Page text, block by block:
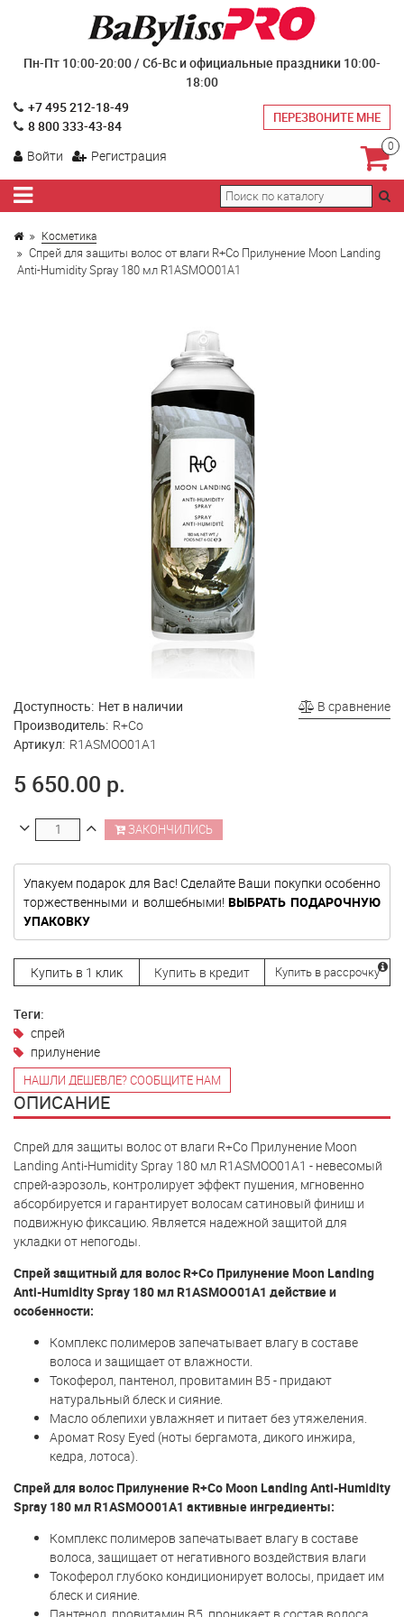
Пн-Пт 10:00-20:00 / Сб-Вс и официальные праздники 10:00-
18:00
+7 495 212-18-49
8 800 333-43-84
ПЕРЕЗВОНИТЕ МНЕ
Войти Регистрация
0
Косметика
Спрей для защиты волос от влаги R+Co Прилунение Moon Landing
Anti-Humidity Spray 180 мл R1ASMOO01A1
В сравнение
Доступность: Нет в наличии
Производитель: R+Co
Артикул: R1ASMOO01A1
5 650.00 р.
ЗАКОНЧИЛИСЬ
Упакуем подарок для Вас! Сделайте Ваши покупки особенно
торжественными и волшебными!ВЫБРАТЬ ПОДАРОЧНУЮ
УПАКОВКУ
Купить в 1 клик Купить в кредит Купить в рассрочку
Теги:
спрей
прилунение
НАШЛИ ДЕШЕВЛЕ? СООБЩИТЕ НАМ
ОПИСАНИЕ
Спрей для защиты волос от влаги R+Co Прилунение Moon
Landing Anti-Humidity Spray 180 мл R1ASMOO01A1 - невесомый
спрей-аэрозоль, контролирует эффект пушения, мгновенно
абсорбируется и гарантирует волосам сатиновый финиш и
подвижную фиксацию. Является надежной защитой для
укладки от непогоды.
Спрей защитный для волос R+Co Прилунение Moon Landing
Anti-Humidity Spray 180 мл R1ASMOO01A1 действие и
особенности:
Комплекс полимеров запечатывает влагу в составе
волоса и защищает от влажности.
Токоферол, пантенол, провитамин В5 - придают
натуральный блеск и сияние.
Масло облепихи увлажняет и питает без утяжеления.
Аромат Rosy Eyed (ноты бергамота, дикого инжира,
кедра, лотоса).
Спрей для волос Прилунение R+Co Moon Landing Anti-Humidity
Spray 180 мл R1ASMOO01A1 активные ингредиенты:
Комплекс полимеров запечатывает влагу в составе
волоса, защищает от негативного воздействия влаги
Токоферол глубоко кондиционирует волосы, придает им
блеск и сияние.